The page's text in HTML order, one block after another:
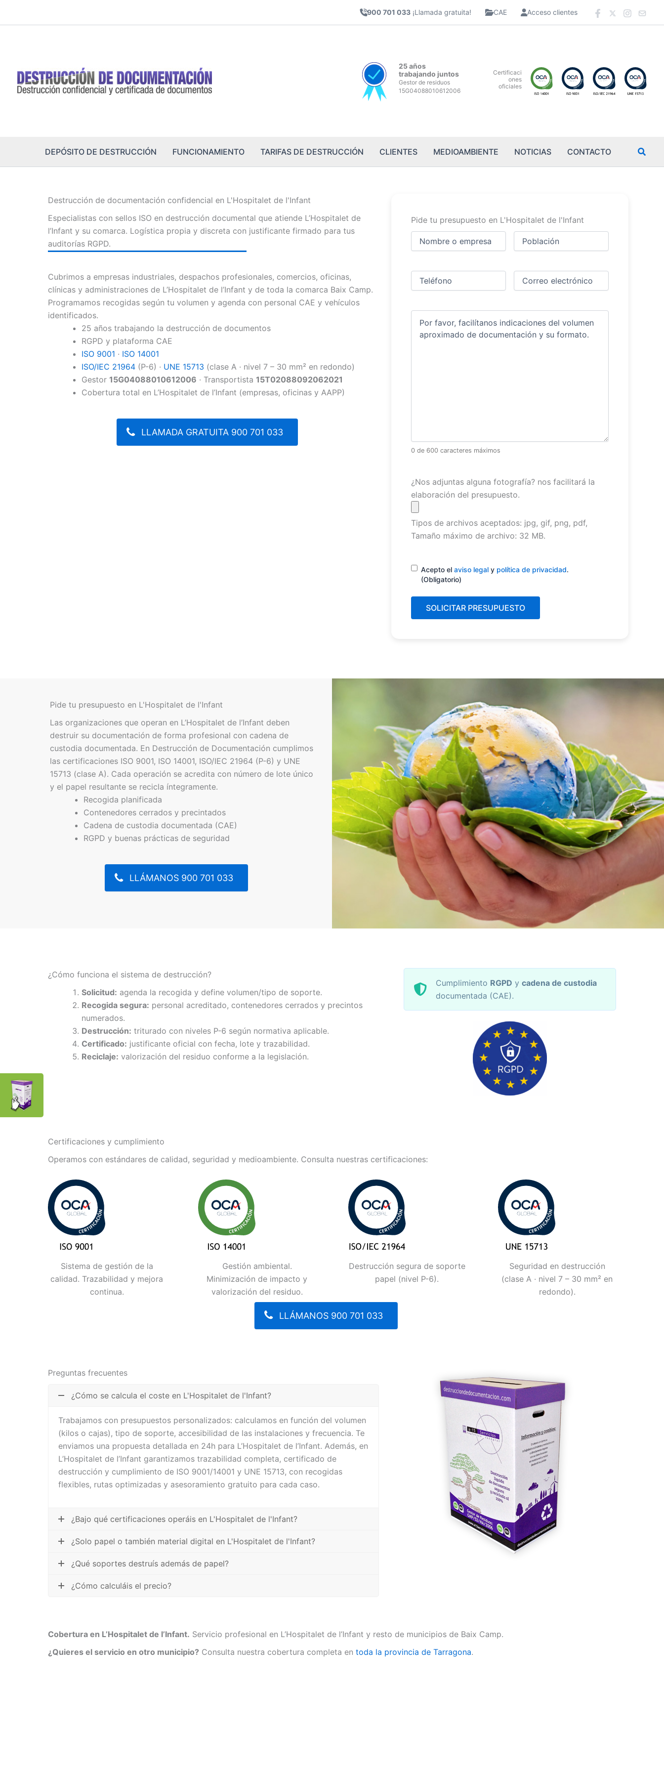
900 701 033 ¡Llamada gratuita! CAE Acceso clientes
25 años
trabajando juntos
Gestor de residuos
15G04088010612006
Certificaci
ones
oficiales
DEPÓSITO DE DESTRUCCIÓN FUNCIONAMIENTO TARIFAS DE DESTRUCCIÓN CLIENTES MEDIOAMBIENTE NOTICIAS CONTACTO
Destrucción de documentación confidencial en L'Hospitalet de l'Infant
Especialistas con sellos ISO en destrucción documental que atiende L’Hospitalet de
l’Infant y su comarca. Logística propia y discreta con justificante firmado para tus
auditorías RGPD.
Cubrimos a empresas industriales, despachos profesionales, comercios, oficinas,
clínicas y administraciones de L’Hospitalet de l’Infant y de toda la comarca Baix Camp.
Programamos recogidas según tu volumen y agenda con personal CAE y vehículos
identificados.
25 años trabajando la destrucción de documentos
RGPD y plataforma CAE
ISO 9001 · ISO 14001
ISO/IEC 21964 (P-6) · UNE 15713 (clase A · nivel 7 – 30 mm² en redondo)
Gestor 15G04088010612006 · Transportista 15T02088092062021
Cobertura total en L’Hospitalet de l’Infant (empresas, oficinas y AAPP)
LLAMADA GRATUITA 900 701 033
Pide tu presupuesto en L'Hospitalet de l'Infant
Nombre
Ciudad
Teléfono
Correo
electrónico (Obligatorio)
Comentarios
0 de 600 caracteres máximos
Archivo
¿Nos adjuntas alguna fotografía? nos facilitará la
elaboración del presupuesto.
Tipos de archivos aceptados: jpg, gif, png, pdf,
Tamaño máximo de archivo: 32 MB.
Consentimiento (Obligatorio)
Acepto el aviso legal y política de privacidad.
(Obligatorio)
Pide tu presupuesto en L'Hospitalet de l'Infant
Las organizaciones que operan en L’Hospitalet de l’Infant deben
destruir su documentación de forma profesional con cadena de
custodia documentada. En Destrucción de Documentación cumplimos
las certificaciones ISO 9001, ISO 14001, ISO/IEC 21964 (P-6) y UNE
15713 (clase A). Cada operación se acredita con número de lote único
y el papel resultante se recicla íntegramente.
Recogida planificada
Contenedores cerrados y precintados
Cadena de custodia documentada (CAE)
RGPD y buenas prácticas de seguridad
LLÁMANOS 900 701 033
¿Cómo funciona el sistema de destrucción?
Solicitud: agenda la recogida y define volumen/tipo de soporte.
Recogida segura: personal acreditado, contenedores cerrados y precintos
numerados.
Destrucción: triturado con niveles P-6 según normativa aplicable.
Certificado: justificante oficial con fecha, lote y trazabilidad.
Reciclaje: valorización del residuo conforme a la legislación.
Cumplimiento RGPD y cadena de custodia
documentada (CAE).
Certificaciones y cumplimiento
Operamos con estándares de calidad, seguridad y medioambiente. Consulta nuestras certificaciones:
Sistema de gestión de la
calidad. Trazabilidad y mejora
continua.
Gestión ambiental.
Minimización de impacto y
valorización del residuo.
Destrucción segura de soporte
papel (nivel P-6).
Seguridad en destrucción
(clase A · nivel 7 – 30 mm² en
redondo).
LLÁMANOS 900 701 033
Preguntas frecuentes
¿Cómo se calcula el coste en L'Hospitalet de l'Infant?
Trabajamos con presupuestos personalizados: calculamos en función del volumen
(kilos o cajas), tipo de soporte, accesibilidad de las instalaciones y frecuencia. Te
enviamos una propuesta detallada en 24h para L’Hospitalet de l’Infant. Además, en
L’Hospitalet de l’Infant garantizamos trazabilidad completa, certificado de
destrucción y cumplimiento de ISO 9001/14001 y UNE 15713, con recogidas
flexibles, rutas optimizadas y asesoramiento gratuito para cada caso.
¿Bajo qué certificaciones operáis en L'Hospitalet de l'Infant?
¿Solo papel o también material digital en L'Hospitalet de l'Infant?
¿Qué soportes destruís además de papel?
¿Cómo calculáis el precio?
Cobertura en L’Hospitalet de l’Infant. Servicio profesional en L’Hospitalet de l’Infant y resto de municipios de Baix Camp.
¿Quieres el servicio en otro municipio? Consulta nuestra cobertura completa en toda la provincia de Tarragona.